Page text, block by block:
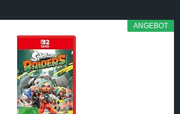
ANGEBOT